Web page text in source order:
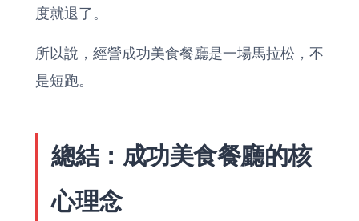
度就退了。
所以說，經營成功美食餐廳是一場馬拉松，不
是短跑。
總結：成功美食餐廳的核
心理念